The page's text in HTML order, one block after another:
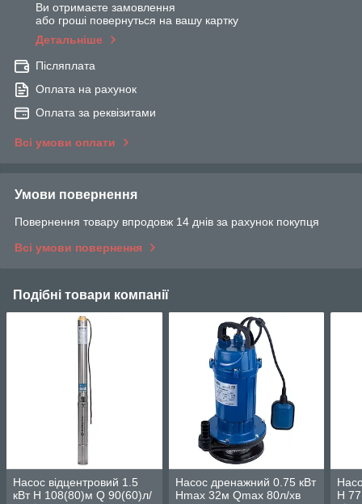
Ви отримаєте замовлення
або гроші повернуться на вашу картку
Детальніше
Післяплата
Оплата на рахунок
Оплата за реквізитами
Всі умови оплати
Умови повернення
Повернення товару впродовж 14 днів за рахунок покупця
Всі умови повернення
Подібні товари компанії
Насос відцентровий 1.5
кВт H 108(80)м Q 90(60)л/
Насос дренажний 0.75 кВт
Hmax 32м Qmax 80л/хв
H